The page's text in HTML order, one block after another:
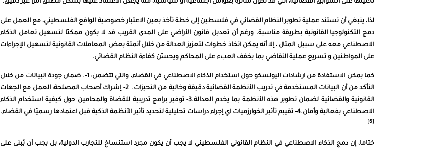
تحليلها على السوابق القضائية، التي قد تكون متأثرة بعوامل اجتماعية أو سياسية، مما يجعل الاعتماد عليها بشكل مطلق أمرًا غير دقيق.
لذا، ينبغي أن تستند عملية تطوير النظام القضائي في فلسطين إلى خطة تأخذ بعين الاعتبار خصوصية الواقع الفلسطيني، مع العمل على
دمج التكنولوجيا القانونية بطريقة مناسبة. ورغم أن تعديل قانون الأراضي على المدى القريب قد لا يكون ممكنًا لتسهيل تعامل الذكاء
الاصطناعي معه على سبيل المثال ، إلا أنه يمكن اتخاذ خطوات لتعزيز العدالة من خلال أتمتة بعض المعاملات القانونية لتسهيل الإجراءات
على المواطنين و تسريع عملية التقاضي بما يخفف العبء على المحاكم ويحسّن كفاءة النظام القضائي.
كما يمكن الاستفادة من ارشادات اليونسكو حول استخدام الذكاء الاصطناعي في القضاء، والتي تتضمن: 1-. ضمان جودة البيانات من خلال
التأكد من أن البيانات المستخدمة في تدريب الأنظمة القضائية دقيقة وخالية من التحيزات. 2- إشراك أصحاب المصلحة: العمل مع الجهات
القانونية والقضائية لضمان تطوير هذه الأنظمة بما يخدم العدالة.3- توفير برامج تدريبية للقضاة والمحامين حول كيفية استخدام الذكاء
الاصطناعي بفعالية وأمان.4- تقييم تأثير الخوارزميات اي إجراء دراسات تحليلية لتحديد تأثير الأنظمة الذكية قبل اعتمادها رسميًا في القضاء.
[6]
ختاما، إن دمج الذكاء الاصطناعي في النظام القانوني الفلسطيني لا يجب أن يكون مجرد استنساخ للتجارب الدولية، بل يجب أن يُبنى على